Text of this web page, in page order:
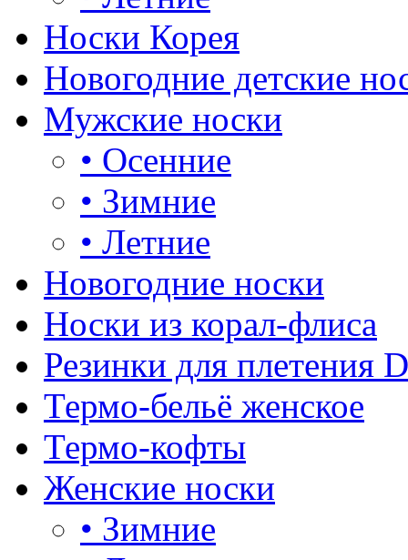
Носки Корея
Новогодние детские
Мужские носки
• Осенние
• Зимние
• Летние
Новогодние носки
Носки из корал-флиса
Резинки для плетения
Термо-бельё женское
Термо-кофты
Женские носки
• Зимние